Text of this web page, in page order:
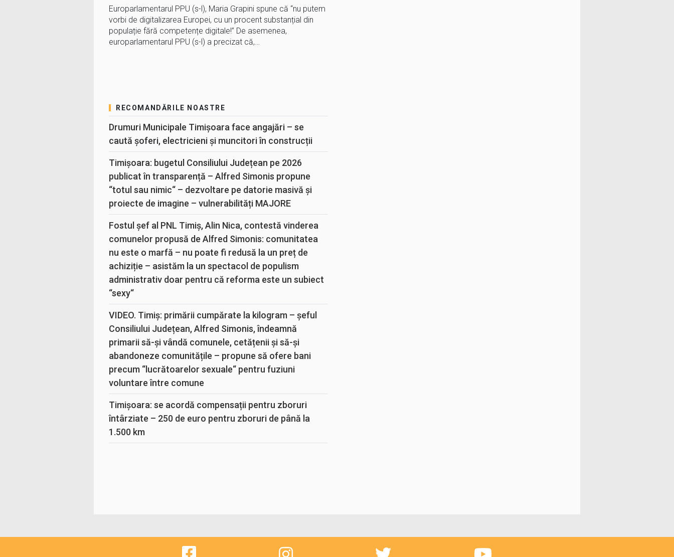
Europarlamentarul PPU (s-l), Maria Grapini spune că “nu putem
vorbi de digitalizarea Europei, cu un procent substanțial din
populație fără competențe digitale!” De asemenea,
europarlamentarul PPU (s-l) a precizat că,…
RECOMANDĂRILE NOASTRE
Drumuri Municipale Timișoara face angajări – se
caută șoferi, electricieni și muncitori în construcții
Timișoara: bugetul Consiliului Județean pe 2026
publicat în transparență – Alfred Simonis propune
“totul sau nimic“ – dezvoltare pe datorie masivă și
proiecte de imagine – vulnerabilități MAJORE
Fostul șef al PNL Timiș, Alin Nica, contestă vinderea
comunelor propusă de Alfred Simonis: comunitatea
nu este o marfă – nu poate fi redusă la un preț de
achiziție – asistăm la un spectacol de populism
administrativ doar pentru că reforma este un subiect
“sexy“
VIDEO. Timiș: primării cumpărate la kilogram – șeful
Consiliului Județean, Alfred Simonis, îndeamnă
primarii să-și vândă comunele, cetățenii și să-și
abandoneze comunitățile – propune să ofere bani
precum “lucrătoarelor sexuale“ pentru fuziuni
voluntare între comune
Timișoara: se acordă compensații pentru zboruri
întârziate – 250 de euro pentru zboruri de până la
1.500 km